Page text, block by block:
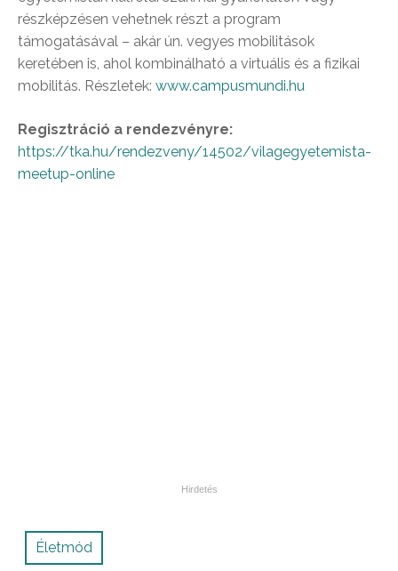
részképzésen vehetnek részt a program
támogatásával – akár ún. vegyes mobilitások
keretében is, ahol kombinálható a virtuális és a fizikai
mobilitás. Részletek: www.campusmundi.hu
Regisztráció a rendezvényre:
https://tka.hu/rendezveny/14502/vilagegyetemista-
meetup-online
Életmód